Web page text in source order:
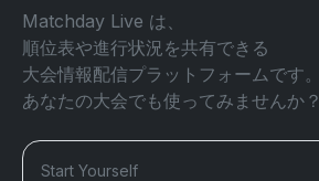
Matchday Live は、
順位表や進行状況を共有できる
大会情報配信プラットフォームです。
あなたの大会でも使ってみませんか？
Start Yourself